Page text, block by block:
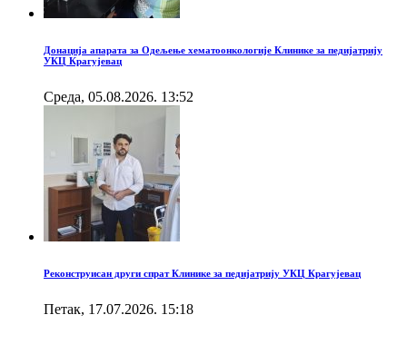
Донација апарата за Одељење хематоонкологије Клинике за педијатрију
УКЦ Крагујевац
Cреда, 05.08.2026. 13:52
Реконструисан други спрат Клинике за педијатрију УКЦ Крагујевац
Петак, 17.07.2026. 15:18